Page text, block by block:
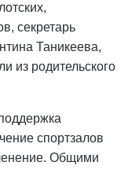
секретарь
Таникеева,
из родительского
спортзалов
Общими